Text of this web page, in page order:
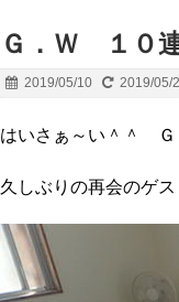
Ｇ．Ｗ １０
2019/05/10 2019/05/
はいさぁ～い＾＾ Ｇ
久しぶりの再会のゲ